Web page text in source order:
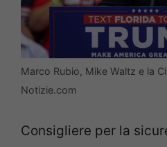
Marco Rubio, Mike Waltz e la
Notizie.com
Consigliere per la